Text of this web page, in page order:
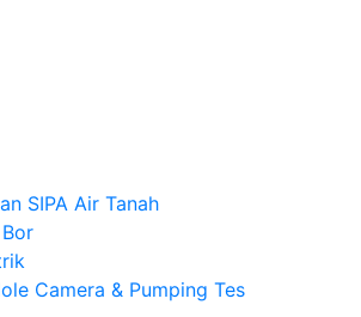
SIPA Air Tanah
Camera & Pumping Tes